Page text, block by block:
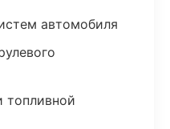
автомобиля
топливной